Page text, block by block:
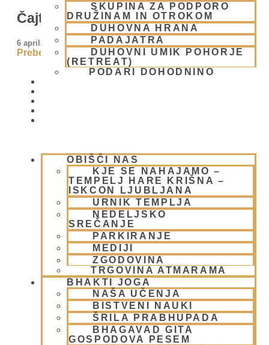
SKUPINA ZA PODPORO
DRUŽINAM IN OTROKOM
DUHOVNA HRANA
PADAJATRA
DUHOVNI UMIK POHORJE
(RETREAT)
PODARI DOHODNINO
OBIŠČI NAS
KJE SE NAHAJAMO –
TEMPELJ HARE KRIŠNA –
ISKCON LJUBLJANA
URNIK TEMPLJA
NEDELJSKO
SREČANJE
PARKIRANJE
MEDIJI
ZGODOVINA
TRGOVINA ATMARAMA
BHAKTI JOGA
NAŠA UČENJA
BISTVENI NAUKI
ŠRILA PRABHUPADA
BHAGAVAD GITA
GOSPODOVA PESEM
Čajtanja Mahaprabhu
6 aprila, 2008
Preberi več »
Ramačandra
Preberi več »